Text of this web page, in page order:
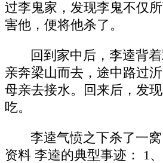
过李鬼家，发现李鬼不仅
害他，便将他杀了。
回到家中后，李逵背
亲奔梁山而去，途中路过
母亲去接水。回来后，发
吃。
李逵气愤之下杀了一
资料 李逵的典型事迹： 1